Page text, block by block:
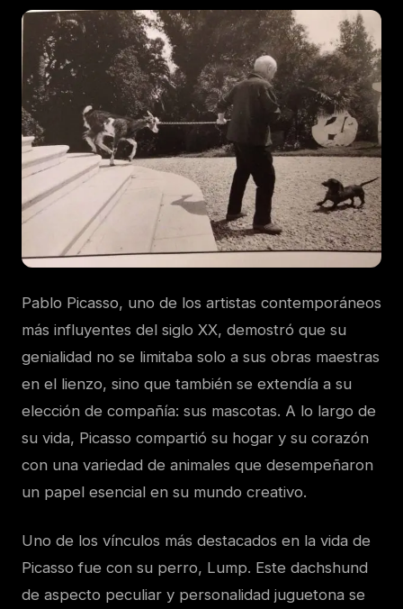
Pablo Picasso, uno de los artistas contemporáneos
más influyentes del siglo XX, demostró que su
genialidad no se limitaba solo a sus obras maestras
en el lienzo, sino que también se extendía a su
elección de compañía: sus mascotas. A lo largo de
su vida, Picasso compartió su hogar y su corazón
con una variedad de animales que desempeñaron
un papel esencial en su mundo creativo.
Uno de los vínculos más destacados en la vida de
Picasso fue con su perro, Lump. Este dachshund
de aspecto peculiar y personalidad juguetona se